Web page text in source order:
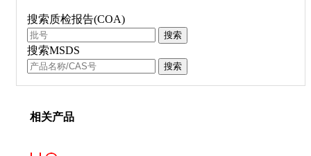
搜索质检报告(COA)
搜索
搜索MSDS
搜索
相关产品